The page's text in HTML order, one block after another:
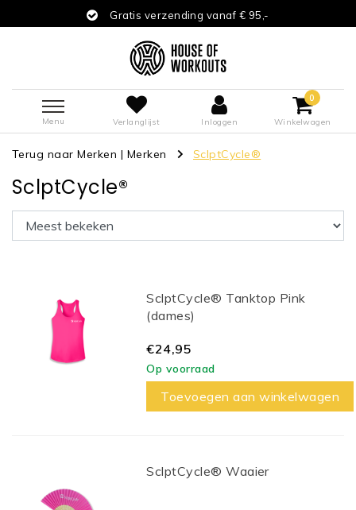
Gratis verzending vanaf € 95,-
Menu Verlanglijst Inloggen
0
Winkelwagen
Terug naar Merken | Merken SclptCycle®
SclptCycle®
SclptCycle® Tanktop Pink
(dames)
€24,95
Op voorraad
Toevoegen aan winkelwagen
SclptCycle® Waaier